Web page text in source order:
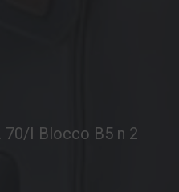
70/I Blocco B5 n 2